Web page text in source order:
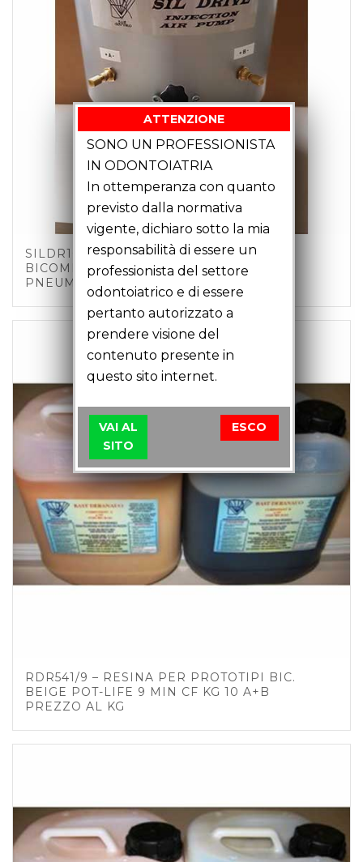
SILDR100S – DOSATORE PER SILICONE
BICOMPONTE KG 2+2 FUNZIONAMENTO
PNEUMATICO
RDR541/9 – RESINA PER PROTOTIPI BIC.
BEIGE POT-LIFE 9 MIN CF KG 10 A+B
PREZZO AL KG
ATTENZIONE
SONO UN PROFESSIONISTA
IN ODONTOIATRIA
In ottemperanza con quanto
previsto dalla normativa
vigente, dichiaro sotto la mia
responsabilità di essere un
professionista del settore
odontoiatrico e di essere
pertanto autorizzato a
prendere visione del
contenuto presente in
questo sito internet.
VAI AL
SITO
ESCO